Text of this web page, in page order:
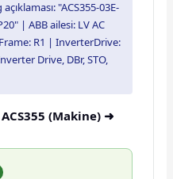
"ACS355-03E-
| ABB ailesi: LV AC
R1 | InverterDrive:
Drive, DBr, STO,
(Makine) ➜